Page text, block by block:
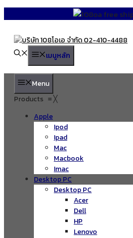
content
เมนูหลัก
Menu
Products ≡╳
Apple
Ipod
Ipad
Mac
Macbook
Imac
Desktop PC
Desktop PC
Acer
Dell
HP
Lenovo